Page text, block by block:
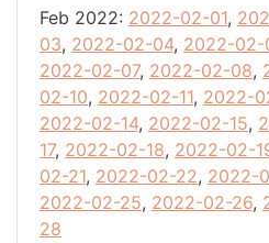
Feb 2022: 2022-02-01,
03, 2022-02-04, 2022-02-
2022-02-07, 2022-02-08,
02-10, 2022-02-11, 2022-
2022-02-14, 2022-02-15,
17, 2022-02-18, 2022-02-
02-21, 2022-02-22, 2022-
2022-02-25, 2022-02-26,
28